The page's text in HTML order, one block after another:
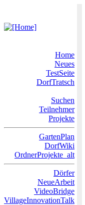
Home
Neues
TestSeite
DorfTratsch
Suchen
Teilnehmer
Projekte
GartenPlan
DorfWiki
OrdnerProjekte_alt
Dörfer
NeueArbeit
VideoBridge
VillageInnovationTalk